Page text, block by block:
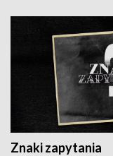
Znaki zapytania